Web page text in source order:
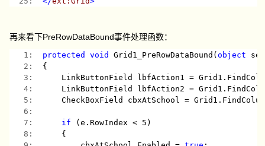
再来看下PreRowDataBound事件处理函数：
   1:
protected void Grid1_PreRowDataBound(object
   2:
{
   3:
LinkButtonField lbfAction1 =
   4:
LinkButtonField lbfAction2 =
   5:
CheckBoxField cbxAtSchool =
   6:
   7:
if (e.RowIndex < 5)
   8:
    {